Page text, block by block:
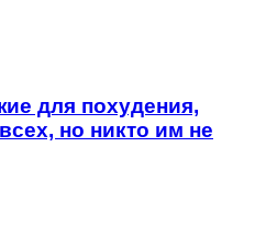
для похудения,
но никто им не